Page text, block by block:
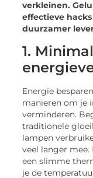
verkleinen.
effectieve
duurzamer
1.
Energie
manieren om je
verminderen.
traditionele
lampen
veel langer
een slimme
je de